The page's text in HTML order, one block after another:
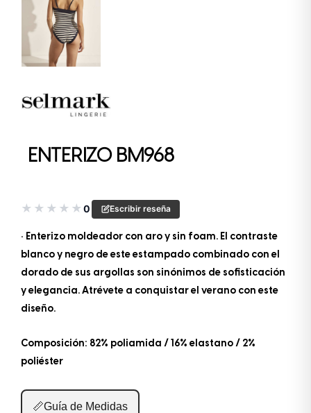
ENTERIZO BM968
★ ★ ★ ★ ★0 Escribir reseña
• Enterizo moldeador con aro y sin foam. El contraste
blanco y negro de este estampado combinado con el
dorado de sus argollas son sinónimos de sofisticación
y elegancia. Atrévete a conquistar el verano con este
diseño.
Composición: 82% poliamida / 16% elastano / 2%
poliéster
📏Guía de Medidas